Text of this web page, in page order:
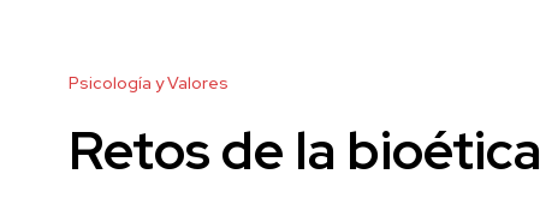
Psicología y Valores
Retos de la bioética